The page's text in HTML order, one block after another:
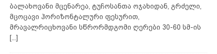
ბალახოვანი მცენარეა, ტუჩოსანთა ოჯახიდან, გრძელი,
მცოცავი ჰორიზონტალური ფესურით,
მრავალრიცხოვანი სწრორმდგომი ღერები 30-60 სმ-ის
[...]